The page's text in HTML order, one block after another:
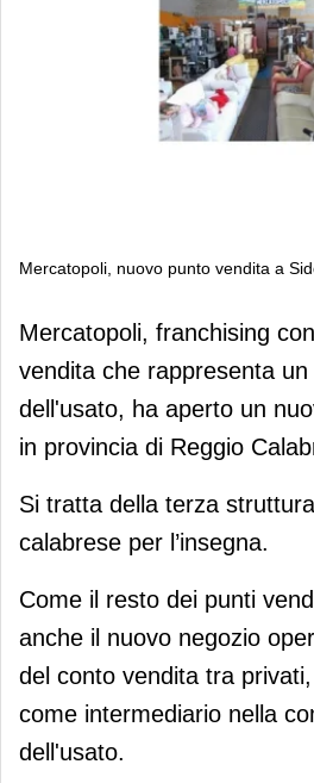
Mercatopoli, nuovo punto vendita a
Mercatopoli, nuovo
Siderno
Mercatopoli, franchising
vendita che rappresenta
dell'usato, ha aperto un
in provincia di Reggio
Si tratta della terza
calabrese per l’insegna.
Come il resto dei punti
anche il nuovo negozio
del conto vendita tra
come intermediario nella
dell'usato.